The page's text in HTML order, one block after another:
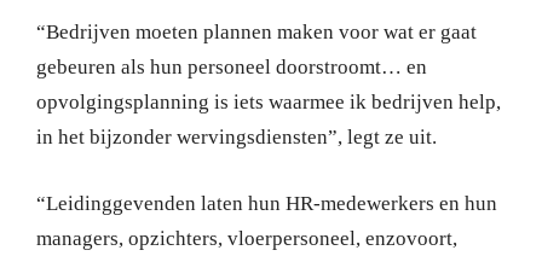
“Bedrijven moeten plannen maken voor wat er gaat
gebeuren als hun personeel doorstroomt… en
opvolgingsplanning is iets waarmee ik bedrijven help,
in het bijzonder wervingsdiensten”, legt ze uit.
“Leidinggevenden laten hun HR-medewerkers en hun
managers, opzichters, vloerpersoneel, enzovoort,